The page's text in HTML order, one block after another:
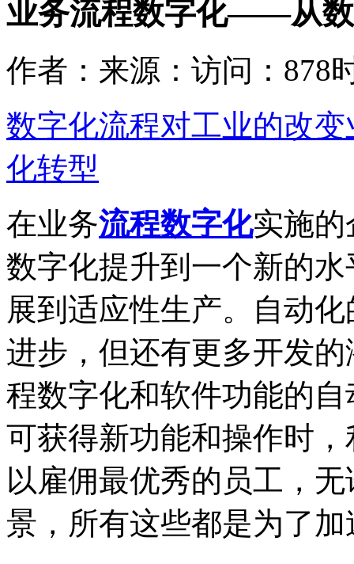
业务流程数字化——从
作者： 来源： 访问：878
数字化流程对工业的改变
化转型
在业务流程数字化实施的
数字化提升到一个新的
展到适应性生产。自动
进步，但还有更多开发
程数字化和软件功能的
可获得新功能和操作时
以雇佣最优秀的员工，
景，所有这些都是为了